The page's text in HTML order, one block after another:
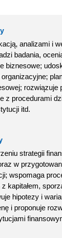
analizami i
badania,
biznesowe;
rozwiązuje
z procedurami
itd.
strategii
w
wspomaga
kapitałem,
hipotezy i
i proponuje